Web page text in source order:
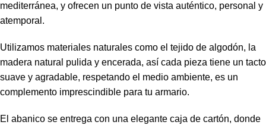
mediterránea, y ofrecen un punto de vista auténtico, personal y
atemporal.
Utilizamos materiales naturales como el tejido de algodón, la
madera natural pulida y encerada, así cada pieza tiene un tacto
suave y agradable, respetando el medio ambiente, es un
complemento imprescindible para tu armario.
El abanico se entrega con una elegante caja de cartón, donde